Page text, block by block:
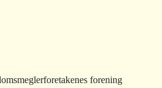
forening